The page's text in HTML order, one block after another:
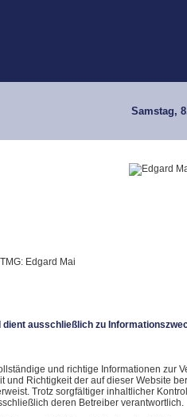
Samstag,
Edgard Mai
dient ausschließlich zu
und richtige Informationen zur
und Richtigkeit der auf dieser Website
Trotz sorgfältiger inhaltlicher
deren Betreiber verantwortlich.